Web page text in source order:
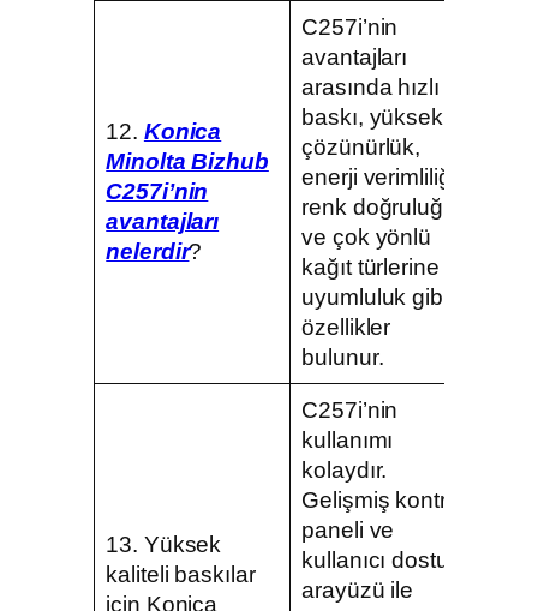
12. Konica
Minolta Bizhub
C257i’nin
avantajları
nelerdir?
C257i’nin
avantajları
arasında hızlı
baskı, yüksek
çözünürlük,
enerji verimliliği,
renk doğruluğu
ve çok yönlü
kağıt türlerine
uyumluluk gibi
özellikler
bulunur.
13. Yüksek
kaliteli baskılar
için Konica
C257i’nin
kullanımı
kolaydır.
Gelişmiş kontrol
paneli ve
kullanıcı dostu
arayüzü ile